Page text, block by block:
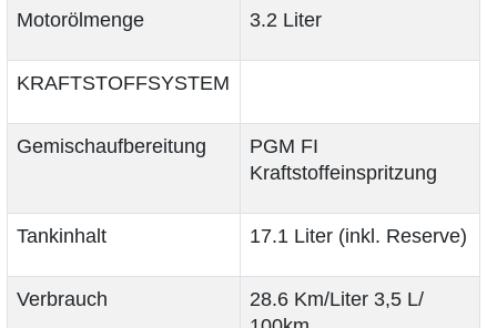
Motorölmenge 3.2 Liter
KRAFTSTOFFSYSTEM
Gemischaufbereitung
PGM FI
Kraftstoffeinspritzung
Tankinhalt 17.1 Liter (inkl. Reserve)
Verbrauch
28.6 Km/Liter 3,5 L/